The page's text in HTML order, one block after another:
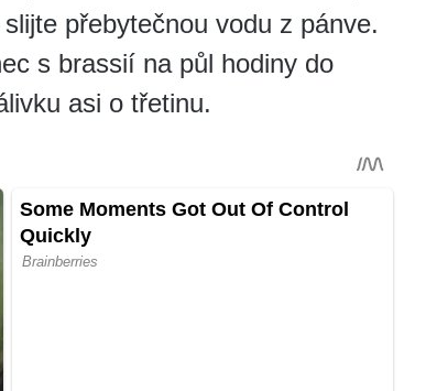
přebytečnou vodu z pánve.
s brassií na půl hodiny do
asi o třetinu.